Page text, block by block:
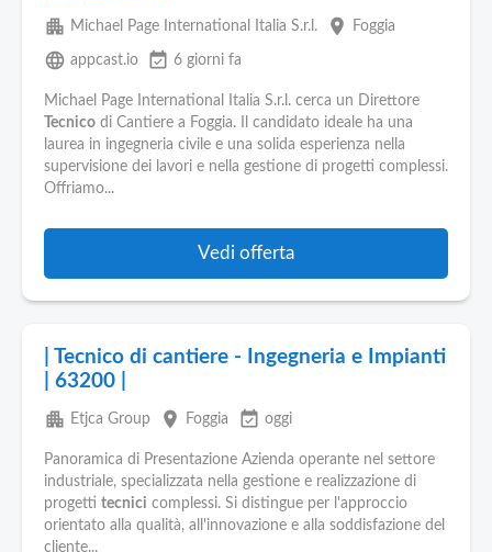
apartment Michael Page International Italia S.r.l. place Foggia
language appcast.io event_available 6 giorni fa
Michael Page International Italia S.r.l. cerca un Direttore
Tecnico di Cantiere a Foggia. Il candidato ideale ha una
laurea in ingegneria civile e una solida esperienza nella
supervisione dei lavori e nella gestione di progetti complessi.
Offriamo...
Vedi offerta
| Tecnico di cantiere - Ingegneria e Impianti
| 63200 |
apartment Etjca Group place Foggia event_available oggi
Panoramica di Presentazione Azienda operante nel settore
industriale, specializzata nella gestione e realizzazione di
progetti tecnici complessi. Si distingue per l'approccio
orientato alla qualità, all'innovazione e alla soddisfazione del
cliente...